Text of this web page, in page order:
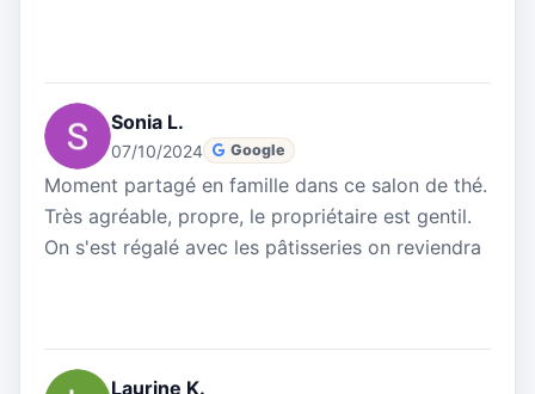
Sonia L.
07/10/2024 Google
Moment partagé en famille dans ce salon de thé.
Très agréable, propre, le propriétaire est gentil.
On s'est régalé avec les pâtisseries on reviendra
Laurine K.